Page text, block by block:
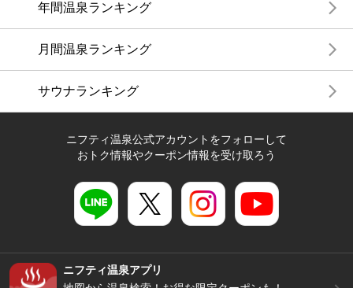
年間温泉ランキング
月間温泉ランキング
サウナランキング
ニフティ温泉公式アカウントをフォローして
おトク情報やクーポン情報を受け取ろう
ニフティ温泉アプリ